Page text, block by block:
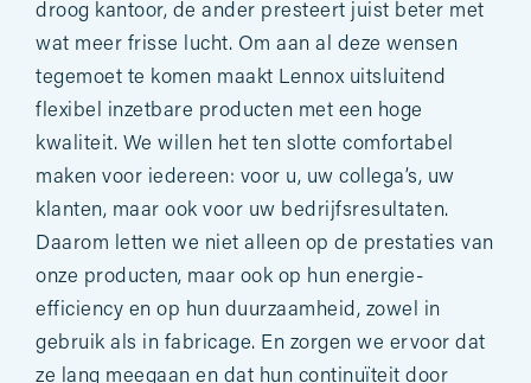
droog kantoor, de ander presteert juist beter met
wat meer frisse lucht. Om aan al deze wensen
tegemoet te komen maakt Lennox uitsluitend
flexibel inzetbare producten met een hoge
kwaliteit. We willen het ten slotte comfortabel
maken voor iedereen: voor u, uw collega’s, uw
klanten, maar ook voor uw bedrijfsresultaten.
Daarom letten we niet alleen op de prestaties van
onze producten, maar ook op hun energie-
efficiency en op hun duurzaamheid, zowel in
gebruik als in fabricage. En zorgen we ervoor dat
ze lang meegaan en dat hun continuïteit door